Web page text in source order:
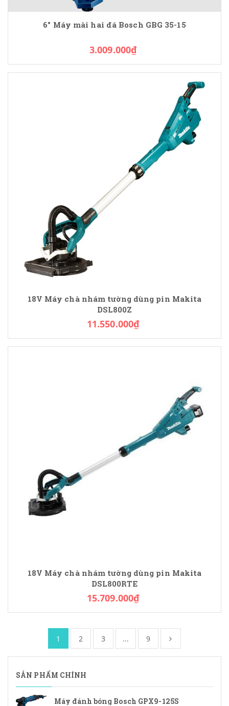
6" Máy mài hai đá Bosch GBG 35-15
3.009.000₫
18V Máy chà nhám tường dùng pin Makita
DSL800Z
11.550.000₫
18V Máy chà nhám tường dùng pin Makita
DSL800RTE
15.709.000₫
1 2 3 ... 9
SẢN PHẨM CHÍNH
Máy đánh bóng Bosch GPX9-125S